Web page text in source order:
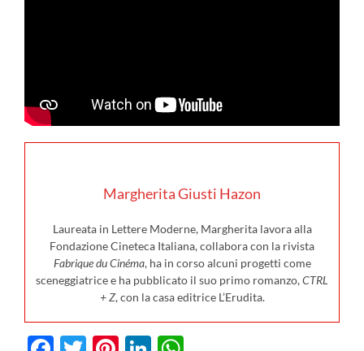
Margherita Giusti Hazon
Laureata in Lettere Moderne, Margherita lavora alla
Fondazione Cineteca Italiana, collabora con la rivista
Fabrique du Cinéma, ha in corso alcuni progetti come
sceneggiatrice e ha pubblicato il suo primo romanzo,CTRL
+ Z, con la casa editrice L’Erudita.